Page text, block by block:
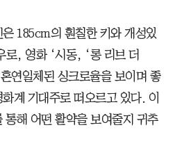
185cm의 훤칠한 키와 개성있
로, 영화 ‘시동, ‘롱 리브 더
연일체된 싱크로율을 보이며 좋
계 기대주로 떠오르고 있다. 이
통해 어떤 활약을 보여줄지 귀추